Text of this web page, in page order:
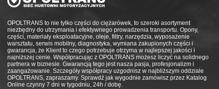
OPOLTRANS to nie tylko części do ciężarówek, to szeroki asortyment
niezbędny do utrzymania i efektywnego prowadzenia transportu. Opony,
części, materiały eksploatacyjne, oleje, filtry, narzędzia, wyposażenie
warsztatu, serwis mobilny, diagnostyka, wymiana zakupionych części i
gwarancja, że Klient to czego potrzebuje otrzyma w najlepszej jakości i
najniższej cenie. Współpracując z OPOLTRANS możesz liczyć na solidnego
partnera w biznesie. Gwarancją tego jest nasza pasja, profesjonalizm i
zaangażowanie. Szczegóły współpracy uzgodnisz w najbliższym oddziale
OPOLTRANS, zapraszamy. Sprawdź jak wygodnie zamówisz przez Katalog
Online czynny 7 dni w tygodniu, 24h / dobę.